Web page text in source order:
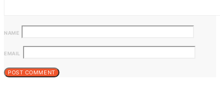
NAME
EMAIL